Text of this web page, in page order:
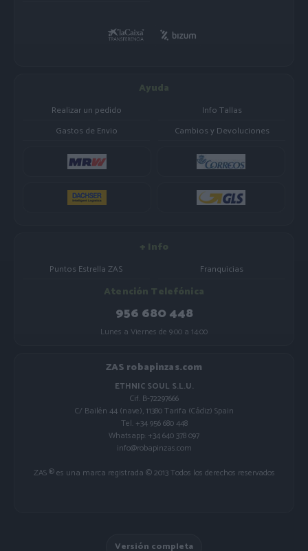
Ayuda
Realizar un pedido
Info Tallas
Gastos de Envio
Cambios y Devoluciones
+ Info
Puntos Estrella ZAS Franquicias
Atención Telefónica
956 680 448
Lunes a Viernes de 9:00 a 14:00
ZAS robapinzas.com
ETHNIC SOUL S.L.U.
Cif. B-72297666
C/ Bailén 44 (nave), 11380 Tarifa (Cádiz) Spain
Tel. +34 956 680 448
Whatsapp: +34 640 378 097
info@robapinzas.com
ZAS ® es una marca registrada © 2013 Todos los derechos reservados
Versión completa